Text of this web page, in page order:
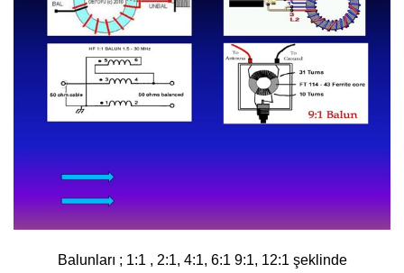
Balunları ; 1:1 , 2:1, 4:1, 6:1 9:1, 12:1 şeklinde